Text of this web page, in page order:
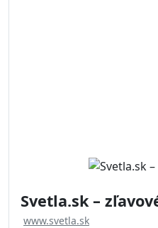
Svetla.sk –
www.svetla.sk